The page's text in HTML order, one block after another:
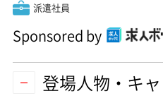
派遣社員
Sponsored by
登場人物・キ